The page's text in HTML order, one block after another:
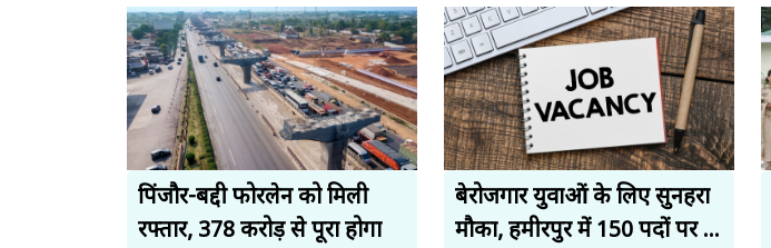
पिंजौर-बद्दी फोरलेन को मिली
रफ्तार, 378 करोड़ से पूरा होगा
बेरोजगार युवाओं के लिए सुनहरा
मौका, हमीरपुर में 150 पदों पर ...